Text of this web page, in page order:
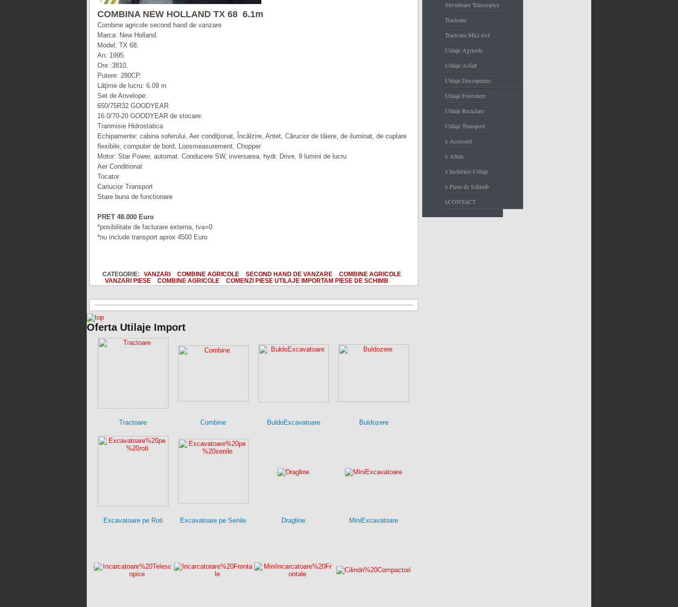
COMBINA NEW HOLLAND TX 68 6.1m
Combine agricole second hand de vanzare
Marca: New Holland.
Model: TX 68.
An: 1995.
Ore :3810.
Putere: 280CP.
Lăţime de lucru: 6.09 m
Set de Anvelope:
650/75R32 GOODYEAR
16.0/70-20 GOODYEAR de stocare:
Tranmisie Hidrostatica
Echipamente: cabina soferului, Aer condiţionat, Încălzire, Antet, Cărucior de tăiere, de iluminat, de cuplare
flexibile, computer de bord, Loosmeasurement, Chopper
Motor: Star Power, automat. Conducere SW, inversarea, hydr. Drive, 9 lumini de lucru
Aer Conditionat
Tocator
Cariucior Transport
Stare buna de functionare
PRET 48.000 Euro
*posibilitate de facturare externa, tva=0
*nu include transport aprox 4500 Euro
CATEGORIE: VANZARI COMBINE AGRICOLE SECOND HAND DE VANZARE
COMBINE AGRICOLE
VANZARI PIESE
COMBINE AGRICOLE COMENZI PIESE UTILAJE IMPORTAM PIESE DE SCHIMB
Oferta Utilaje Import
Tractoare Combine BuldoExcavatoare Buldozere
Excavatoare pe Roti Excavatoare pe Senile Dragline MiniExcavatoare
Stivuitoare Telescopice
Tractoare
Tractoare Mici 4x4
Utilaje Agricole
Utilaje Asfalt
Utilaje Deszapezire
Utilaje Forestiere
Utilaje Reciclare
Utilaje Transport
x Accesorii
x Altele
x Inchirieri Utilaje
x Piese de Schimb
xCONTACT